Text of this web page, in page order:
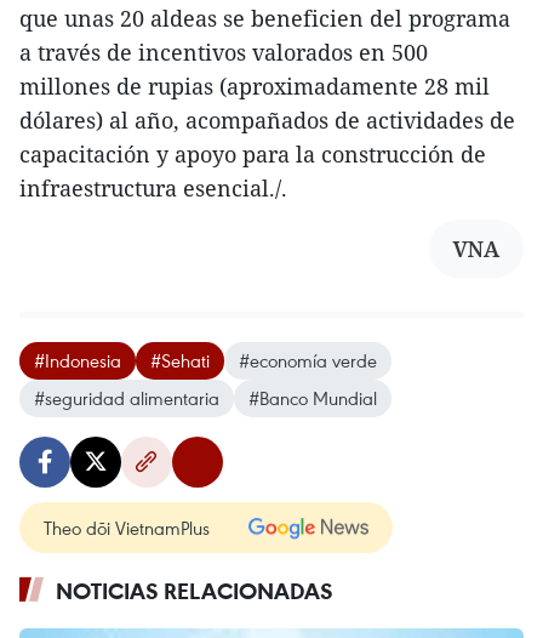
que unas 20 aldeas se beneficien del programa
a través de incentivos valorados en 500
millones de rupias (aproximadamente 28 mil
dólares) al año, acompañados de actividades de
capacitación y apoyo para la construcción de
infraestructura esencial./.
VNA
#Indonesia #Sehati
#economía verde
#seguridad alimentaria
#Banco Mundial
Theo dõi VietnamPlus
NOTICIAS RELACIONADAS